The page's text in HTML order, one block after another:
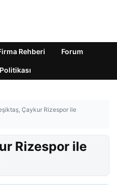
Rehberi Forum
Çaykur Rizespor ile
Rizespor ile